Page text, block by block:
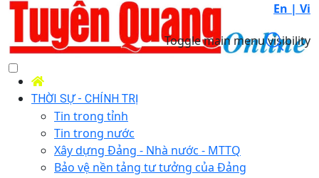
En | Vi
Toggle main menu visibility
THỜI SỰ - CHÍNH TRỊ
Tin trong tỉnh
Tin trong nước
Xây dựng Đảng - Nhà nước - MTTQ
Bảo vệ nền tảng tư tưởng của Đảng